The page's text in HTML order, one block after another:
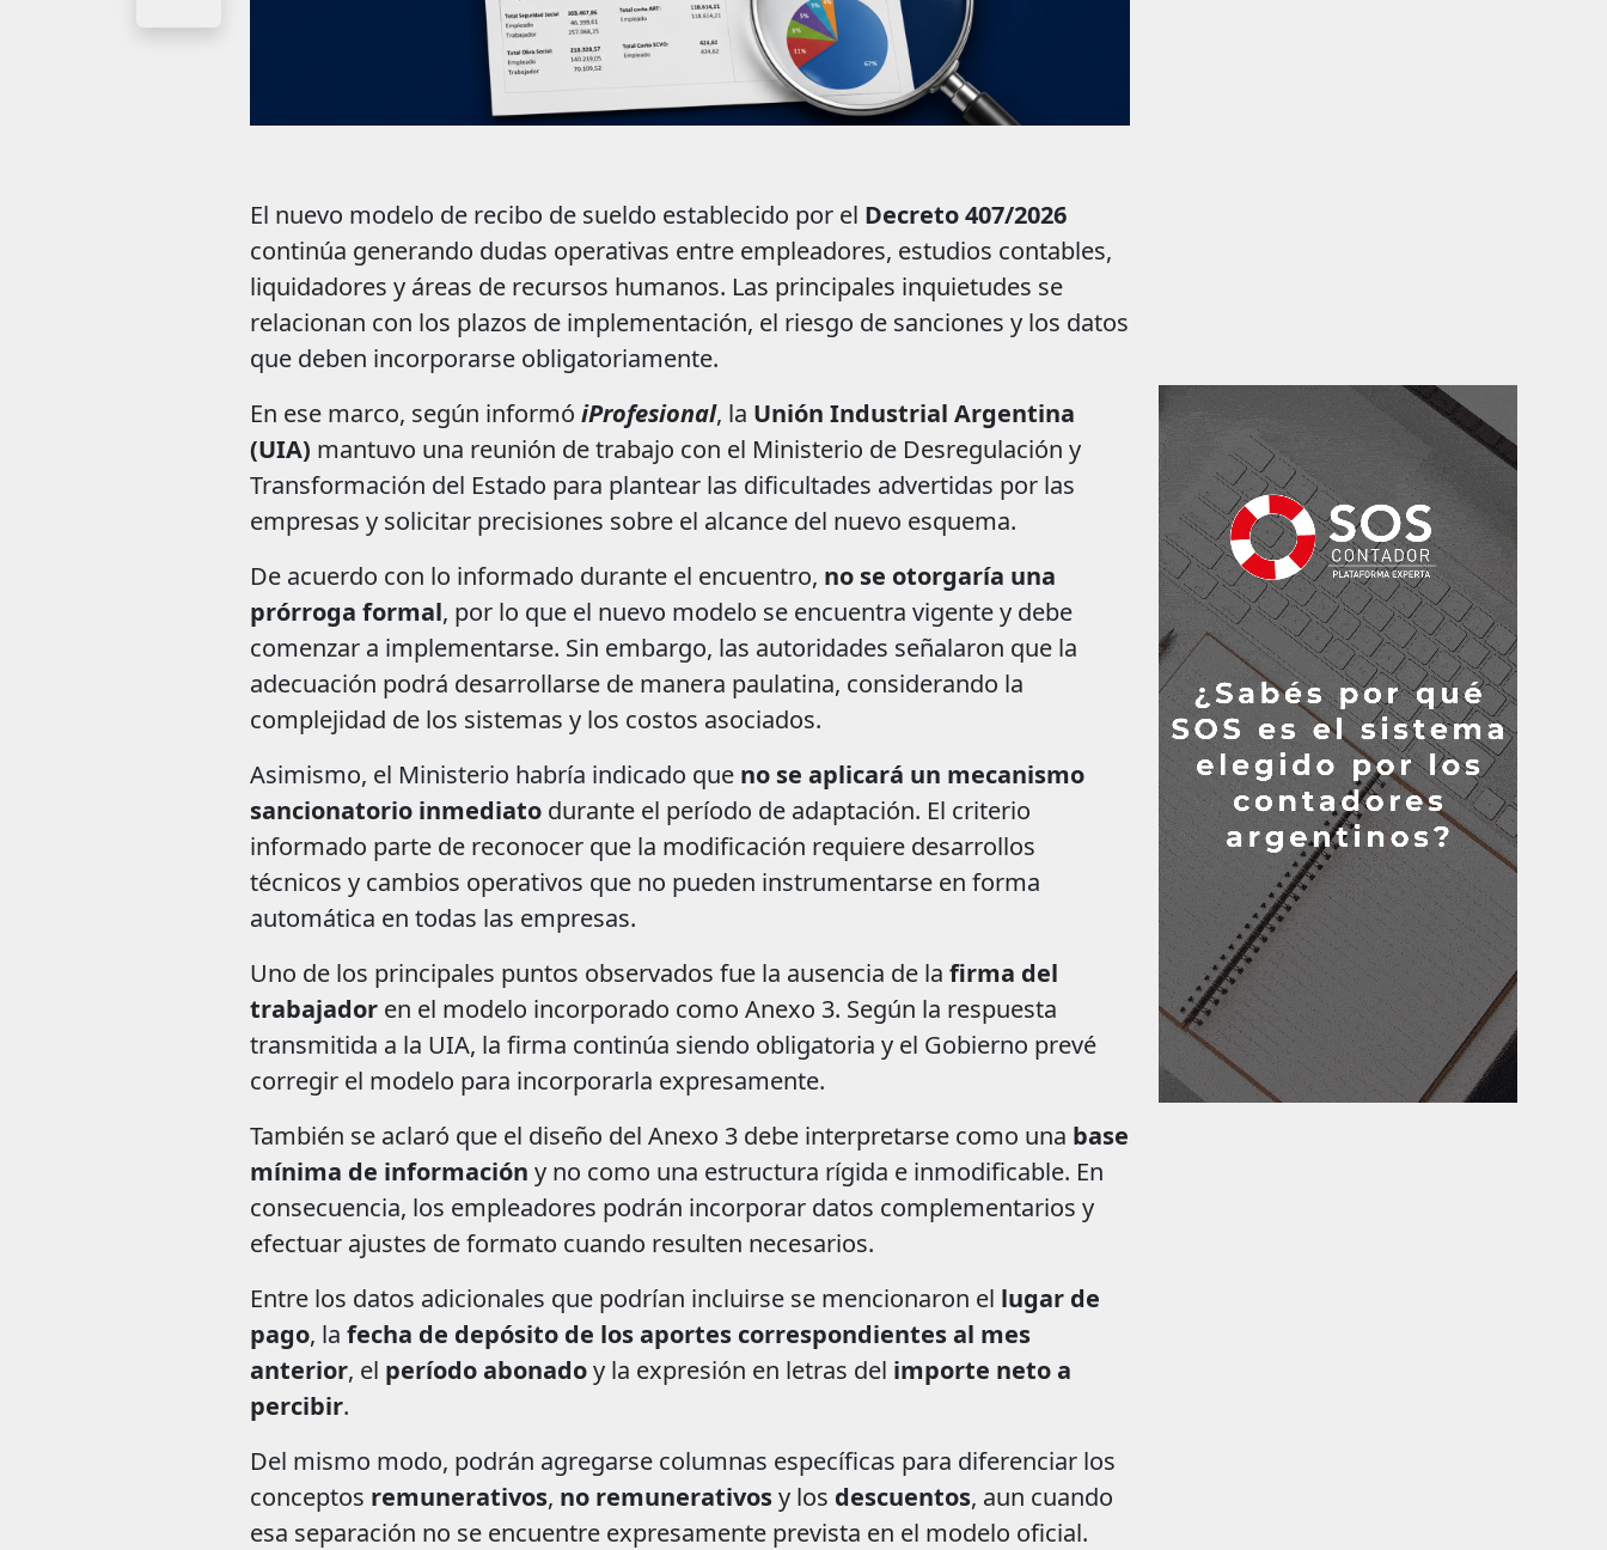
El nuevo modelo de recibo de sueldo establecido por el Decreto 407/2026
continúa generando dudas operativas entre empleadores, estudios contables,
liquidadores y áreas de recursos humanos. Las principales inquietudes se
relacionan con los plazos de implementación, el riesgo de sanciones y los datos
que deben incorporarse obligatoriamente.
En ese marco, según informó iProfesional, la Unión Industrial Argentina
(UIA) mantuvo una reunión de trabajo con el Ministerio de Desregulación y
Transformación del Estado para plantear las dificultades advertidas por las
empresas y solicitar precisiones sobre el alcance del nuevo esquema.
De acuerdo con lo informado durante el encuentro, no se otorgaría una
prórroga formal, por lo que el nuevo modelo se encuentra vigente y debe
comenzar a implementarse. Sin embargo, las autoridades señalaron que la
adecuación podrá desarrollarse de manera paulatina, considerando la
complejidad de los sistemas y los costos asociados.
Asimismo, el Ministerio habría indicado que no se aplicará un mecanismo
sancionatorio inmediato durante el período de adaptación. El criterio
informado parte de reconocer que la modificación requiere desarrollos
técnicos y cambios operativos que no pueden instrumentarse en forma
automática en todas las empresas.
Uno de los principales puntos observados fue la ausencia de la firma del
trabajador en el modelo incorporado como Anexo 3. Según la respuesta
transmitida a la UIA, la firma continúa siendo obligatoria y el Gobierno prevé
corregir el modelo para incorporarla expresamente.
También se aclaró que el diseño del Anexo 3 debe interpretarse como una base
mínima de información y no como una estructura rígida e inmodificable. En
consecuencia, los empleadores podrán incorporar datos complementarios y
efectuar ajustes de formato cuando resulten necesarios.
Entre los datos adicionales que podrían incluirse se mencionaron el lugar de
pago, la fecha de depósito de los aportes correspondientes al mes
anterior, el período abonadoy la expresión en letras del importe neto a
percibir.
Del mismo modo, podrán agregarse columnas específicas para diferenciar los
conceptos remunerativos, no remunerativosy los descuentos, aun cuando
esa separación no se encuentre expresamente prevista en el modelo oficial.